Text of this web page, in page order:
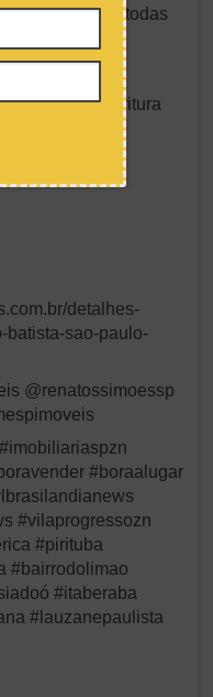
metro) para todas
Escritura
detalhes-
batista-sao-paulo-
@renatossimoessp
#boraalugar
#vilaprogressozn
#pirituba
#bairrodolimao
#itaberaba
#lauzanepaulista